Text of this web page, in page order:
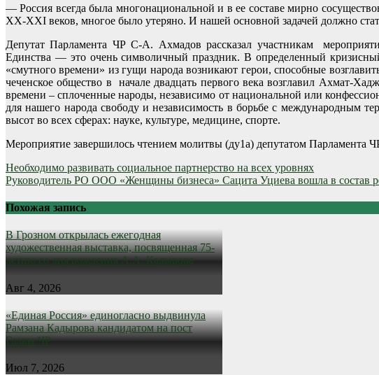
— Россия всегда была многонациональной и в ее составе мирно
XX-XXI веков, многое было утеряно. И нашей основной задачей должно
Депутат Парламента ЧР С-А. Ахмадов рассказал участникам
Единства — это очень символичный праздник. В определенный
«смутного времени» из гущи народа возникают герои, способные
чеченское общество в начале двадцать первого века возглавил Ахмат-
времени – сплоченные народы, независимо от национальной или
для нашего народа свободу и независимость в борьбе с международным
высот во всех сферах: науке, культуре, медицине, спорте.
Мероприятие завершилось чтением молитвы (ду1а) депутатом
Навигация
по
записям
Необходимо развивать социальное партнерство на всех уровнях
Руководитель РО ООО «Женщины бизнеса» Сацита Уциева вошла в состав
Похожая запись
В Грозном открылась ежегодная
художественная выставка, посвященная 75-
летию со дня рождения А.А. Кадырова
Авг 4, 2026
«Единая Россия» единогласно выдвинула
Рамзана Кадырова кандидатом на пост
Главы ЧР
Июл 7, 2026